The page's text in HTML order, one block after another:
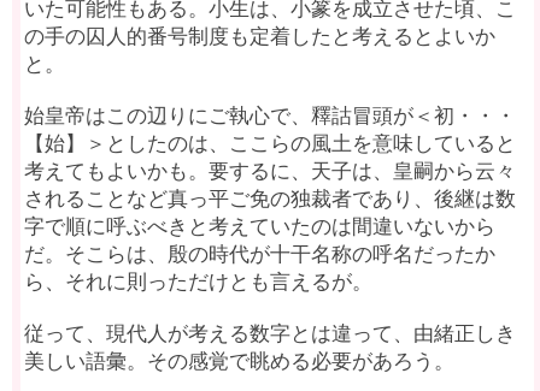
いた可能性もある。小生は、小篆を成立させた頃、こ
の手の囚人的番号制度も定着したと考えるとよいか
と。
始皇帝はこの辺りにご執心で、釋詁冒頭が＜初・・・
【始】＞としたのは、ここらの風土を意味していると
考えてもよいかも。要するに、天子は、皇嗣から云々
されることなど真っ平ご免の独裁者であり、後継は数
字で順に呼ぶべきと考えていたのは間違いないから
だ。そこらは、殷の時代が十干名称の呼名だったか
ら、それに則っただけとも言えるが。
従って、現代人が考える数字とは違って、由緒正しき
美しい語彙。その感覚で眺める必要があろう。